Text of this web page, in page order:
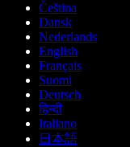
Čeština
Dansk
Nederlands
English
Français
Suomi
Deutsch
हिन्दी
Italiano
日本語